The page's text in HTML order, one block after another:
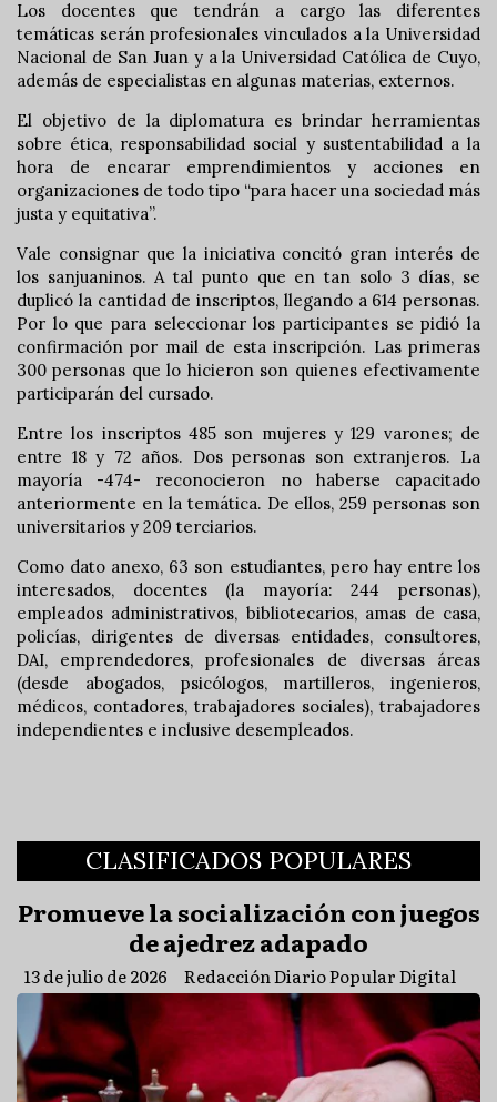
Los docentes que tendrán a cargo las diferentes
temáticas serán profesionales vinculados a la Universidad
Nacional de San Juan y a la Universidad Católica de Cuyo,
además de especialistas en algunas materias, externos.
El objetivo de la diplomatura es brindar herramientas
sobre ética, responsabilidad social y sustentabilidad a la
hora de encarar emprendimientos y acciones en
organizaciones de todo tipo “para hacer una sociedad más
justa y equitativa”.
Vale consignar que la iniciativa concitó gran interés de
los sanjuaninos. A tal punto que en tan solo 3 días, se
duplicó la cantidad de inscriptos, llegando a 614 personas.
Por lo que para seleccionar los participantes se pidió la
confirmación por mail de esta inscripción. Las primeras
300 personas que lo hicieron son quienes efectivamente
participarán del cursado.
Entre los inscriptos 485 son mujeres y 129 varones; de
entre 18 y 72 años. Dos personas son extranjeros. La
mayoría -474- reconocieron no haberse capacitado
anteriormente en la temática. De ellos, 259 personas son
universitarios y 209 terciarios.
Como dato anexo, 63 son estudiantes, pero hay entre los
interesados, docentes (la mayoría: 244 personas),
empleados administrativos, bibliotecarios, amas de casa,
policías, dirigentes de diversas entidades, consultores,
DAI, emprendedores, profesionales de diversas áreas
(desde abogados, psicólogos, martilleros, ingenieros,
médicos, contadores, trabajadores sociales), trabajadores
independientes e inclusive desempleados.
CLASIFICADOS POPULARES
Promueve la socialización con juegos
de ajedrez adapado
Redacción Diario Popular Digital
13 de julio de 2026